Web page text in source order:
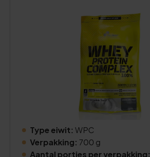
Type eiwit: WPC
Verpakking: 700 g
Aantal porties per verpakking: